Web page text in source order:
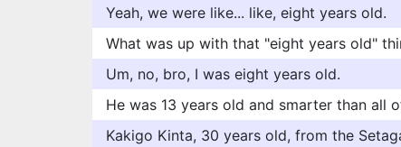
Yeah, we were like... like, eight years old.
What was up with that "eight years old"
Um, no, bro, I was eight years old.
He was 13 years old and smarter than all
Kakigo Kinta, 30 years old, from the